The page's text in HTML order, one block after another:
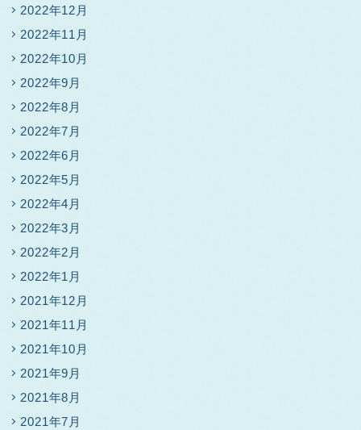
2022年12月
2022年11月
2022年10月
2022年9月
2022年8月
2022年7月
2022年6月
2022年5月
2022年4月
2022年3月
2022年2月
2022年1月
2021年12月
2021年11月
2021年10月
2021年9月
2021年8月
2021年7月